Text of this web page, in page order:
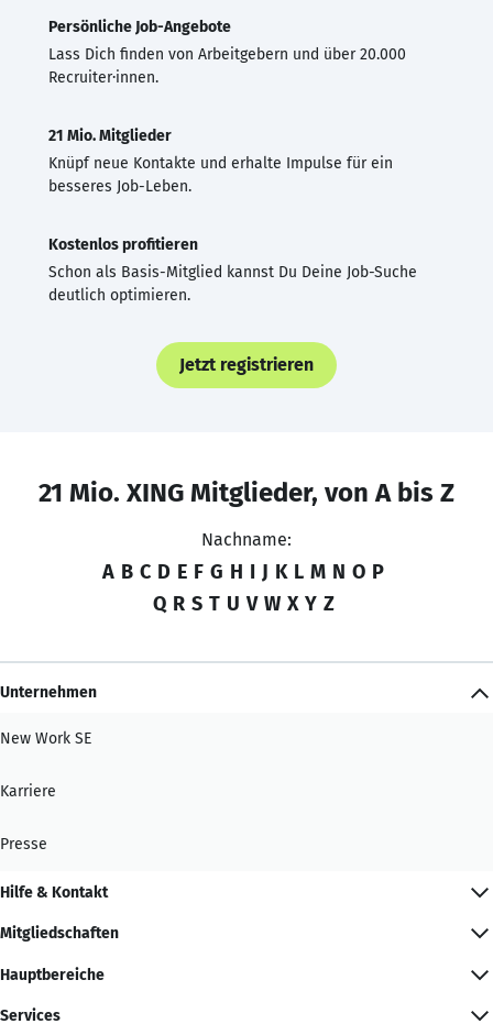
Persönliche Job-Angebote
Lass Dich finden von Arbeitgebern und über 20.000
Recruiter·innen.
21 Mio. Mitglieder
Knüpf neue Kontakte und erhalte Impulse für ein
besseres Job-Leben.
Kostenlos profitieren
Schon als Basis-Mitglied kannst Du Deine Job-Suche
deutlich optimieren.
Jetzt registrieren
21 Mio. XING Mitglieder, von A bis Z
Nachname:
A B C D E F G H I J K L M N O P
Q R S T U V W X Y Z
Unternehmen
New Work SE
Karriere
Presse
Hilfe & Kontakt
Mitgliedschaften
Hauptbereiche
Services